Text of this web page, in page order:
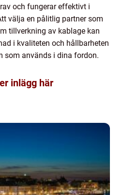
och fungerar effektivt i
välja en pålitlig partner som
tillverkning av kablage kan
i kvaliteten och hållbarheten
som används i dina fordon.
inlägg här